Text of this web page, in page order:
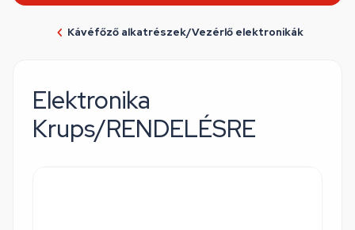
Kávéfőző alkatrészek/Vezérlő elektronikák
Elektronika
Krups/RENDELÉSRE